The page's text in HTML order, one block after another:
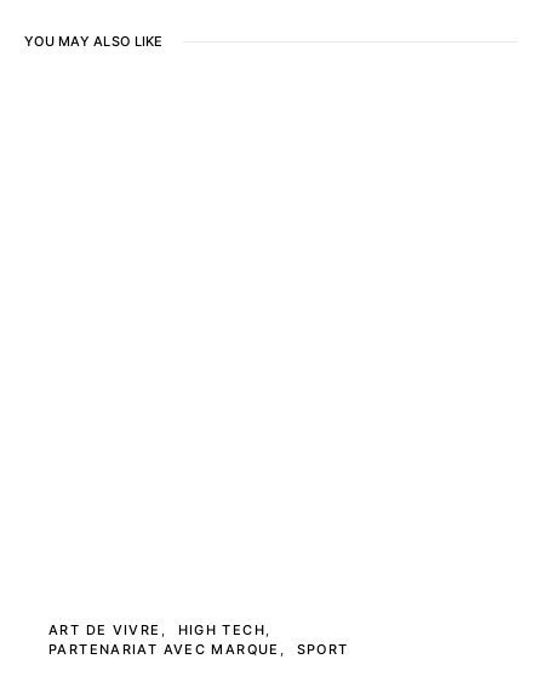
YOU MAY ALSO LIKE
ART DE VIVRE
HIGH TECH
PARTENARIAT AVEC MARQUE
SPORT